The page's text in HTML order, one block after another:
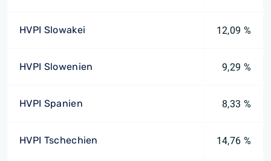
HVPI Slowakei 12,09 %
HVPI Slowenien 9,29 %
HVPI Spanien 8,33 %
HVPI Tschechien 14,76 %